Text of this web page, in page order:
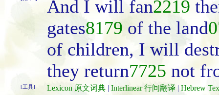
And I will fan2219
gates8179 of the land
of children, I will
they return7725 not
[工具] Lexicon 原文词典 | Interlinear 行间翻译 | Hebrew